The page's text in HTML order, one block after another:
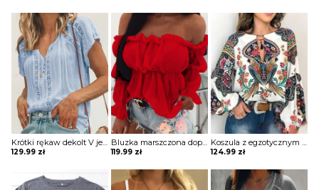
Krótki rękaw dekolt V jednolita koronka wzór koszulka tshirt luźna top bluzka Irene
129.99 zł
Bluzka marszczona dopasowana obcisła na piersi długie bufiaste rękawy kwadratowy głęboki dekolt bez ramion Varvara
119.99 zł
Koszula z egzotycznym nadrukiem i dekoltem w kształcie litery „lantern” bluzka Wibecke
124.99 zł